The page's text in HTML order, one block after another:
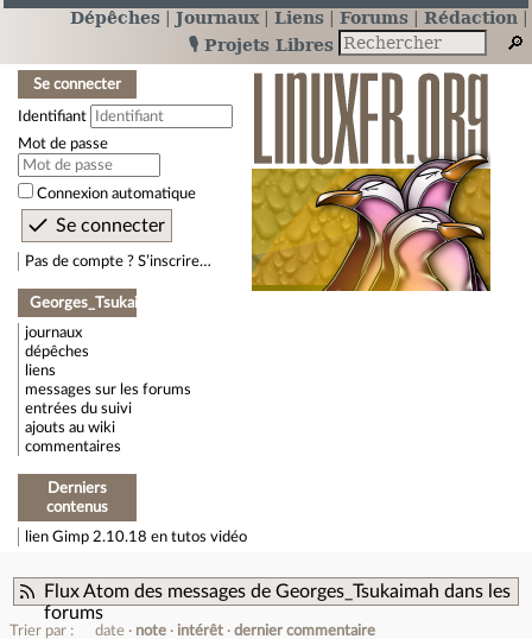
Dépêches Journaux Liens Forums
Rédaction
🎙️ Projets Libres
Se connecter
Identifiant
Mot de passe
Connexion automatique
Pas de compte ? S’inscrire…
Georges_Tsukaimah
journaux
dépêches
liens
messages sur les forums
entrées du suivi
ajouts au wiki
commentaires
Derniers
contenus
lien Gimp 2.10.18 en tutos vidéo
Flux Atom des messages de Georges_Tsukaimah dans les
forums
Trier par : date note intérêt dernier commentaire